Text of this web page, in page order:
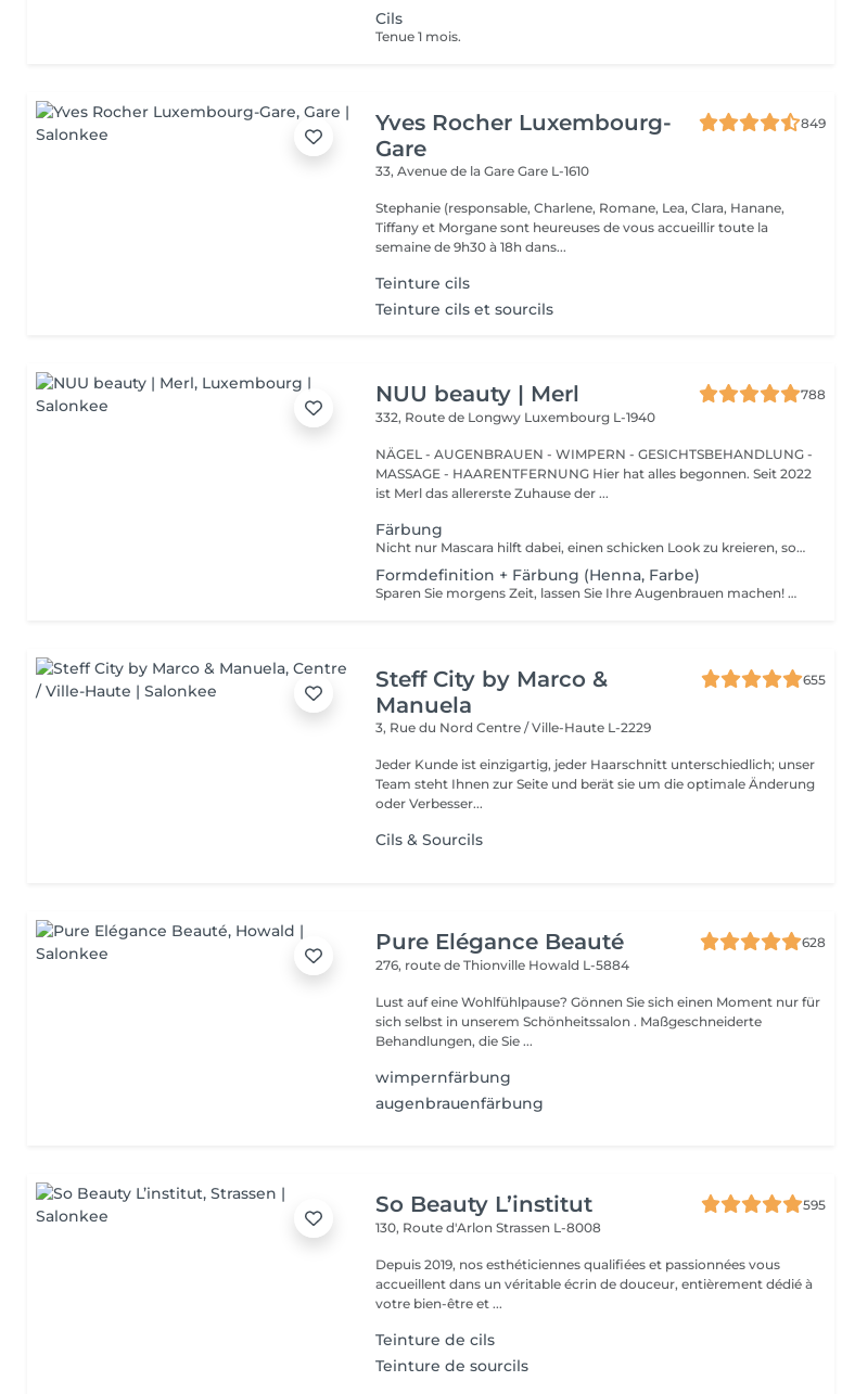
Cils
Tenue 1 mois.
Yves Rocher Luxembourg-
Gare
849
33, Avenue de la GareGare L-1610
Stephanie (responsable, Charlene, Romane, Lea, Clara, Hanane,
Tiffany et Morgane sont heureuses de vous accueillir toute la
semaine de 9h30 à 18h dans...
Teinture cils
Teinture cils et sourcils
NUU beauty | Merl
788
332, Route de Longwy Luxembourg L-1940
NÄGEL - AUGENBRAUEN - WIMPERN - GESICHTSBEHANDLUNG -
MASSAGE - HAARENTFERNUNG Hier hat alles begonnen. Seit 2022
ist Merl das allererste Zuhause der ...
Färbung
Nicht nur Mascara hilft dabei, einen schicken Look zu kreieren, sondern auch das Färben Ihrer Wimpern! Wie wird das Wimpern färben durchgeführt? - Wimpern werden gewaschen - Augencreme wird aufgetragen - Klebeband und die Patches werden aufgetragen - färben - Klebeband und die Patches werden entfernt Altersbeschränkungen: empfohlenes Mindestalter ab 14 Jahren. Empfehlungen nach dem Eingriff: die Wimpern 24 Stunden nach dem Eingriff nicht nass machen. Frequenz: einmal in 2-3 Wochen.
Formdefinition + Färbung (Henna, Farbe)
Sparen Sie morgens Zeit, lassen Sie Ihre Augenbrauen machen! Wie wird die Formgebung und das Färben durchgeführt? - Beratung (um die perfekte Form und Farbe zu besprechen) - Vorbereitung (Augenbrauen werden gewaschen und markiert) - wachsen (Überschüssige Haare werden mit Wachs entfernt) - zupfen (Überschüssige Haare werden mit einer Pinzette entfernt) - färben (Farbe oder Henna wird aufgetragen) - Überschüssige Farbe wird entfernt - Antiseptikum und Creme werden aufgetragen Altersbeschränkungen: empfohlenes Mindestalter ab 14 Jahren. Empfehlungen nach dem Eingriff: die Augenbrauen 12 Stunden lang nicht waschen und kein Make-up auftragen. Frequenz: einmal in 3-4 Wochen.
Steff City by Marco &
Manuela
655
3, Rue du NordCentre / Ville-Haute L-2229
Jeder Kunde ist einzigartig, jeder Haarschnitt unterschiedlich; unser
Team steht Ihnen zur Seite und berät sie um die optimale Änderung
oder Verbesser...
Cils & Sourcils
Pure Elégance Beauté
628
276, route de Thionville Howald L-5884
Lust auf eine Wohlfühlpause? Gönnen Sie sich einen Moment nur für
sich selbst in unserem Schönheitssalon . Maßgeschneiderte
Behandlungen, die Sie ...
wimpernfärbung
augenbrauenfärbung
So Beauty L’institut
595
130, Route d'ArlonStrassen L-8008
Depuis 2019, nos esthéticiennes qualifiées et passionnées vous
accueillent dans un véritable écrin de douceur, entièrement dédié à
votre bien-être et ...
Teinture de cils
Teinture de sourcils